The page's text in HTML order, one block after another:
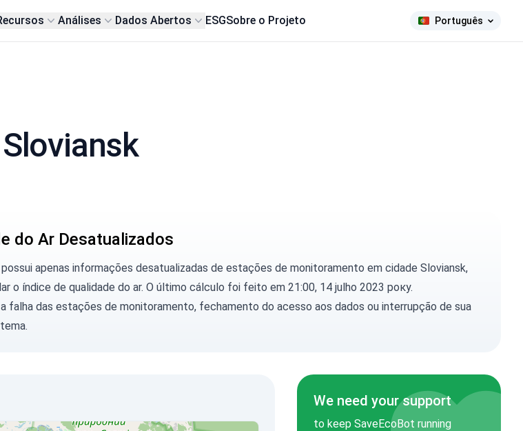
Análises Dados Abertos ESGSobre o Projeto Português
do Ar Desatualizados
apenas informações desatualizadas de estações de monitoramento em cidade Sloviansk,
o índice de qualidade do ar. O último cálculo foi feito em 21:00, 14 julho 2023 року.
falha das estações de monitoramento, fechamento do acesso aos dados ou interrupção de sua
We need your support
to keep SaveEcoBot running